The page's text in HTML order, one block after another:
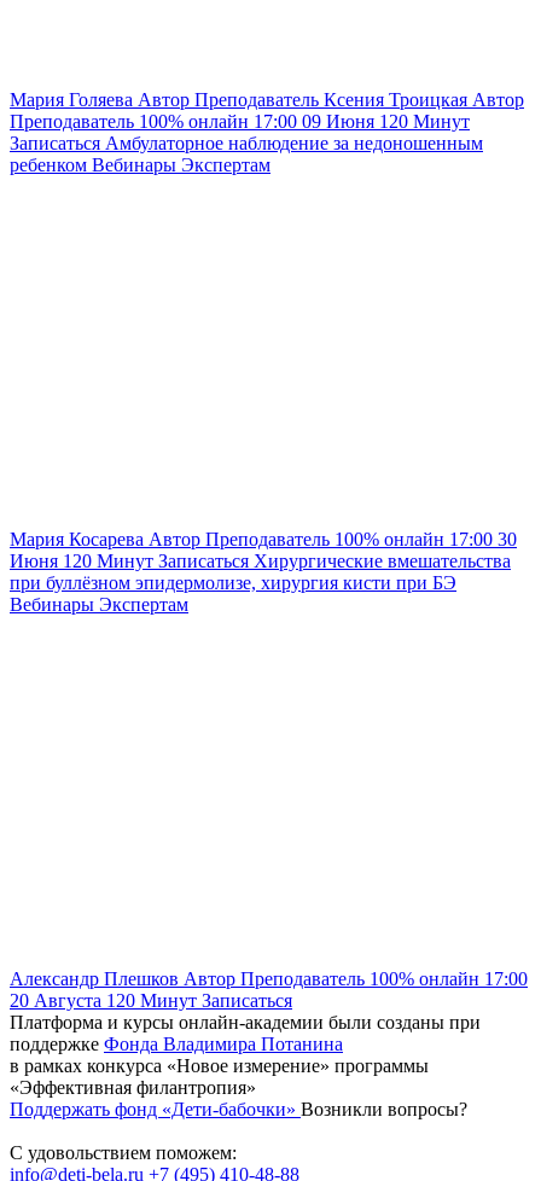
Мария Голяева Автор Преподаватель Ксения Троицкая Автор
Преподаватель 100% онлайн 17:00 09 Июня 120 Минут
Записаться Амбулаторное наблюдение за недоношенным
ребенком Вебинары Экспертам
Мария Косарева Автор Преподаватель 100% онлайн 17:00 30
Июня 120 Минут Записаться Хирургические вмешательства
при буллёзном эпидермолизе, хирургия кисти при БЭ
Вебинары Экспертам
Александр Плешков Автор Преподаватель 100% онлайн 17:00
20 Августа 120 Минут Записаться
Платформа и курсы онлайн-академии были созданы при
поддержке Фонда Владимира Потанина
в рамках конкурса «Новое измерение» программы
«Эффективная филантропия»
Поддержать фонд «Дети-бабочки» Возникли вопросы?
С удовольствием поможем:
info@deti-bela.ru +7 (495) 410-48-88